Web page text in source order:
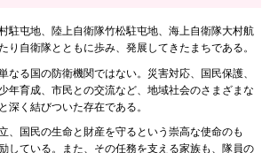
駐屯地、陸上自衛隊竹松駐屯地、海上自衛隊大村航
り自衛隊とともに歩み、発展してきたまちである。
なる国の防衛機関ではない。災害対応、国民保護、
年育成、市民との交流など、地域社会のさまざまな
深く結びついた存在である。
、国民の生命と財産を守るという崇高な使命のも
している。また、その任務を支える家族も、隊員の